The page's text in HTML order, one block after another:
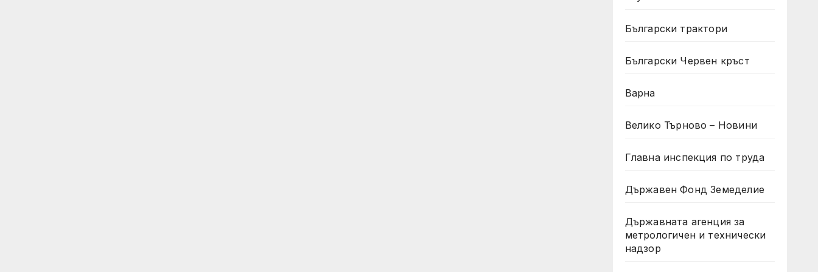
Български трактори
Български Червен кръст
Варна
Велико Търново – Новини
Главна инспекция по труда
Държавен Фонд Земеделие
Държавната агенция за
метрологичен и технически
надзор